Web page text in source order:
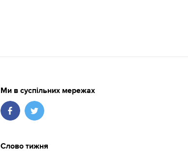
Ми в суспільних мережах
Слово тижня